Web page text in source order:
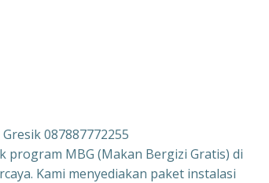
087887772255
program MBG (Makan Bergizi Gratis) di
Kami menyediakan paket instalasi